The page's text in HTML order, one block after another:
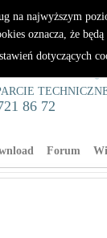
86 72
Forum
na najwyższym
oznacza, że będą
dotyczących